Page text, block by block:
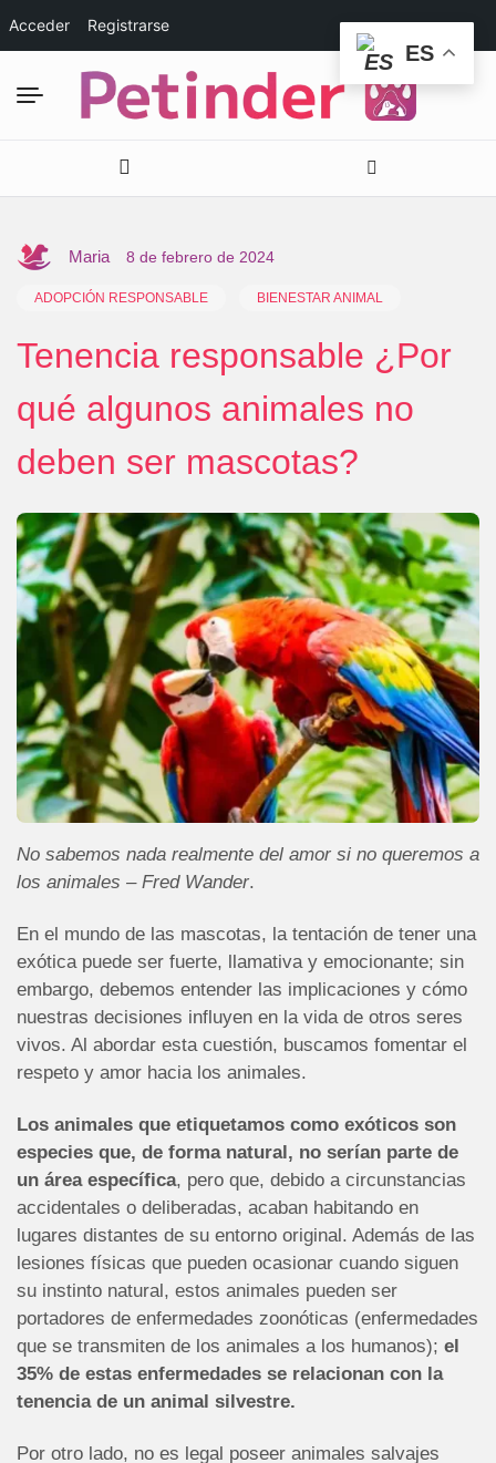
Acceder Registrarse
Maria 8 de febrero de 2024
ADOPCIÓN RESPONSABLE BIENESTAR ANIMAL
Tenencia responsable ¿Por
qué algunos animales no
deben ser mascotas?
No sabemos nada realmente del amor si no queremos a
los animales – Fred Wander.
En el mundo de las mascotas, la tentación de tener una
exótica puede ser fuerte, llamativa y emocionante; sin
embargo, debemos entender las implicaciones y cómo
nuestras decisiones influyen en la vida de otros seres
vivos. Al abordar esta cuestión, buscamos fomentar el
respeto y amor hacia los animales.
Los animales que etiquetamos como exóticos son
especies que, de forma natural, no serían parte de
un área específica, pero que, debido a circunstancias
accidentales o deliberadas, acaban habitando en
lugares distantes de su entorno original. Además de las
lesiones físicas que pueden ocasionar cuando siguen
su instinto natural, estos animales pueden ser
portadores de enfermedades zoonóticas (enfermedades
que se transmiten de los animales a los humanos); el
35% de estas enfermedades se relacionan con la
tenencia de un animal silvestre.
Por otro lado, no es legal poseer animales salvajes
ES